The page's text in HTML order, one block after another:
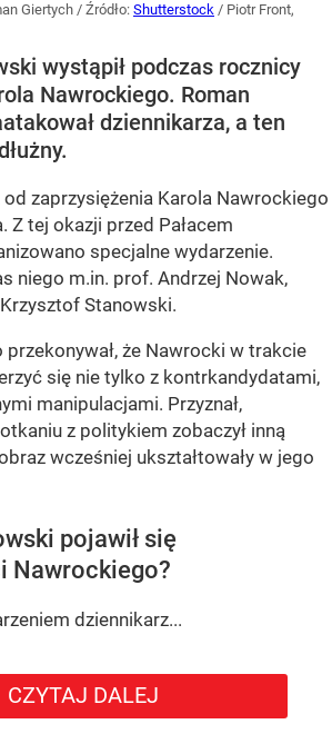
Giertych / Źródło: Shutterstock / Piotr Front,
wystąpił podczas rocznicy
Nawrockiego. Roman
dziennikarza, a ten
od zaprzysiężenia Karola Nawrockiego
Z tej okazji przed Pałacem
specjalne wydarzenie.
niego m.in. prof. Andrzej Nowak,
Stanowski.
przekonywał, że Nawrocki w trakcie
się nie tylko z kontrkandydatami,
manipulacjami. Przyznał,
z politykiem zobaczył inną
wcześniej ukształtowały w jego
pojawił się
Nawrockiego?
dziennikarz...
CZYTAJ DALEJ